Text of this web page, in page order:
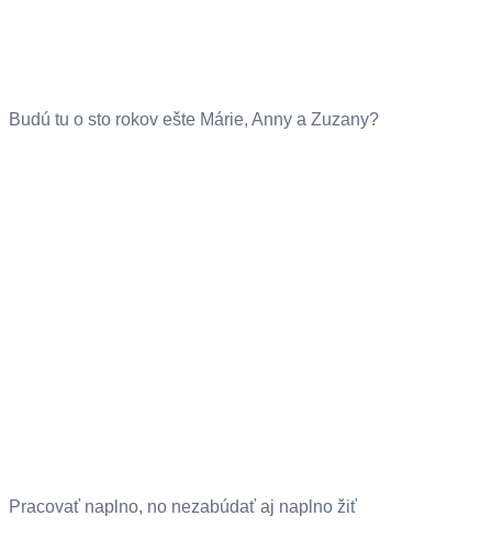
Budú tu o sto rokov ešte Márie, Anny a Zuzany?
Pracovať naplno, no nezabúdať aj naplno žiť